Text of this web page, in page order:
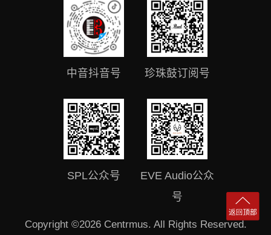
中音抖音号 珍珠鼓订阅号
SPL公众号
EVE Audio公众
号
Copyright ©2026 Centrmus. All Rights Reserved.